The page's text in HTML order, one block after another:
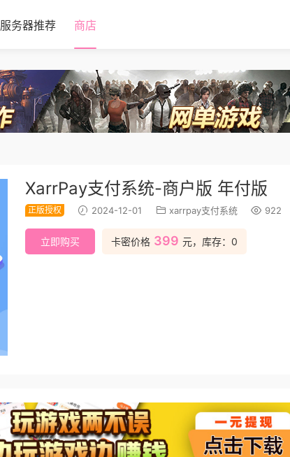
服务器推荐 商店
XarrPay支付系统-商户版 年付版
正版授权 2024-12-01 xarrpay支付系统 922
卡密价格 399 元，库存：0
立即购买